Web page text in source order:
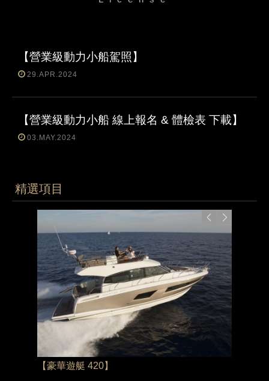
【營業級動力小船駕照】
29.APR.2024
【營業級動力小船 線上報名 & 體檢表 下載】
03.MAY.2024
精選項目
【豪華遊艇 420】